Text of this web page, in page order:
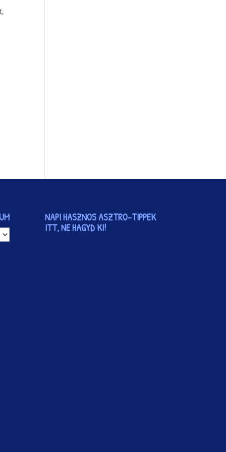
NAPI HASZNOS ASZTRO-TIPPEK
ITT, NE HAGYD KI!